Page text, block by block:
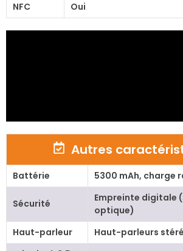
NFC
Oui
Autres
Battérie 5300 mAh, charge
Sécurité
Empreinte digitale
optique)
Haut-parleur
Haut-parleurs